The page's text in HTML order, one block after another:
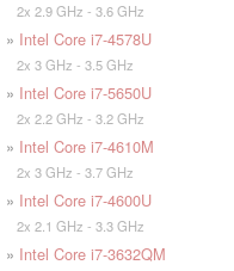
2x 2.9 GHz - 3.6 GHz
» Intel Core i7-4578U
2x 3 GHz - 3.5 GHz
» Intel Core i7-5650U
2x 2.2 GHz - 3.2 GHz
» Intel Core i7-4610M
2x 3 GHz - 3.7 GHz
» Intel Core i7-4600U
2x 2.1 GHz - 3.3 GHz
» Intel Core i7-3632QM